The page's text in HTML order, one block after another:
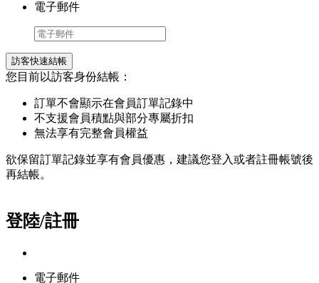
電子郵件
訪客快速結帳
您目前以訪客身份結帳：
訂單不會顯示在會員訂單記錄中
不支援會員積點與部分專屬折扣
無法享有完整會員權益
欲保留訂單記錄並享有會員優惠，建議您登入或者註冊帳號後
再結帳。
登陸/註冊
電子郵件